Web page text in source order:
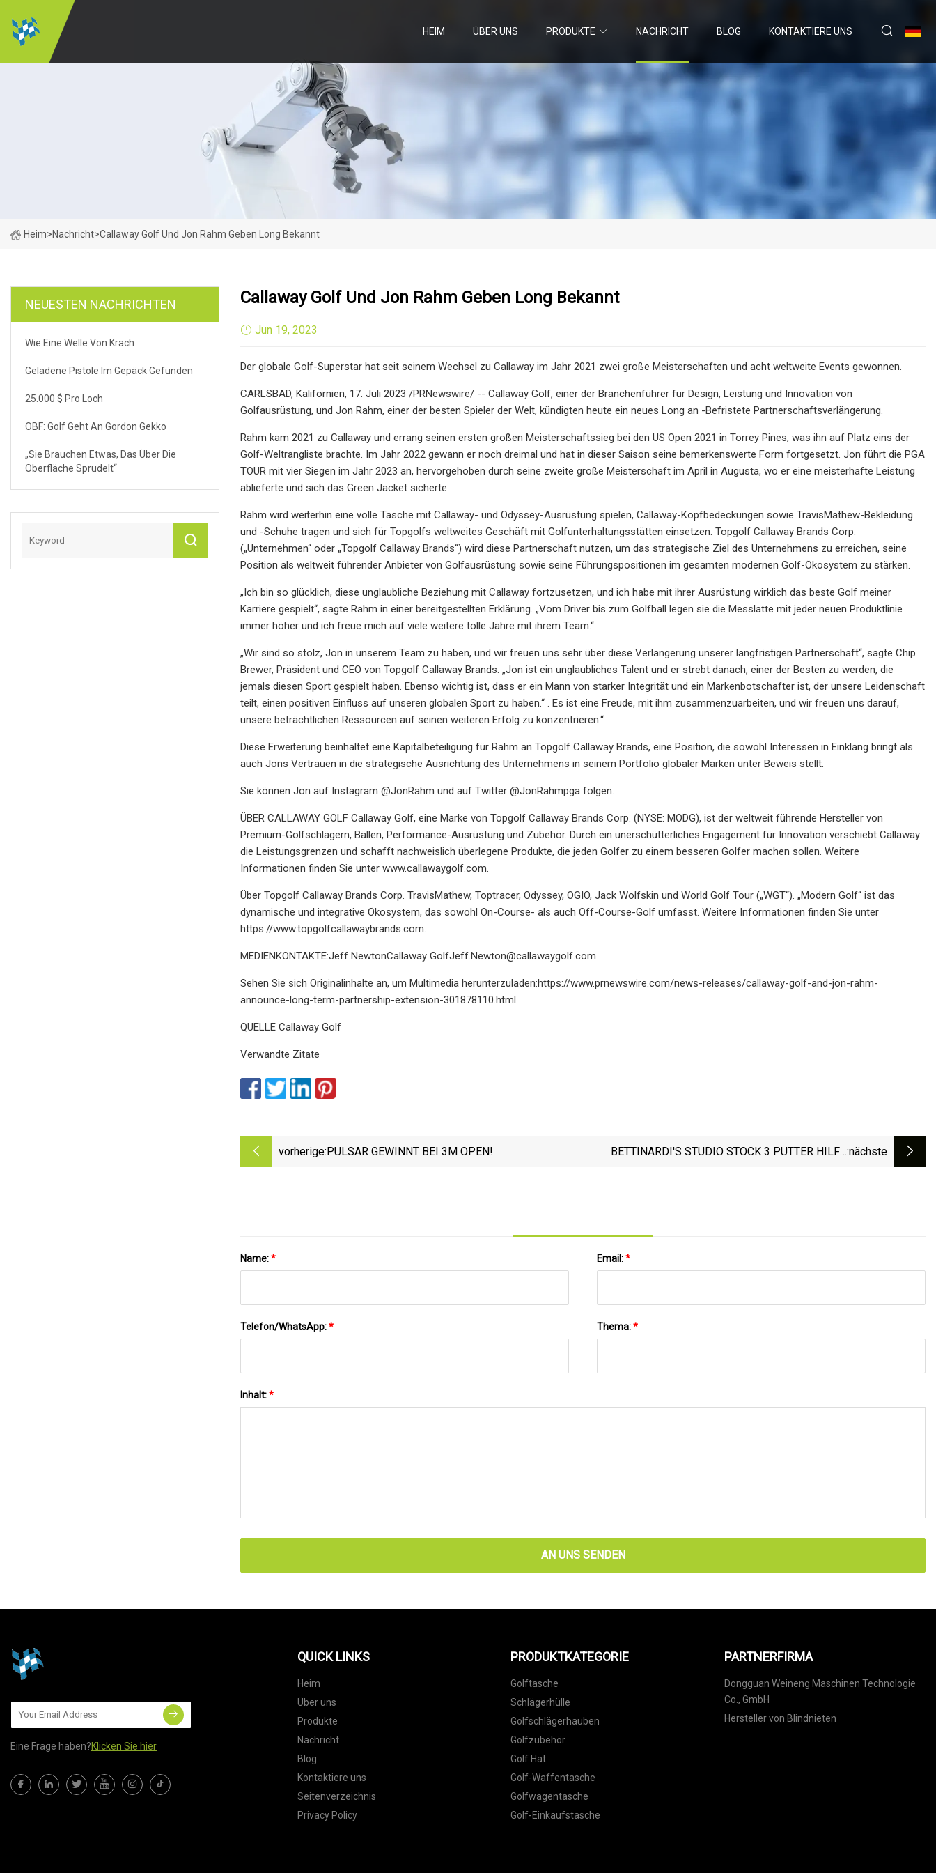
HEIM ÜBER UNS PRODUKTE NACHRICHT BLOG KONTAKTIERE UNS
Heim>Nachricht>Callaway Golf Und Jon Rahm Geben Long Bekannt
NEUESTEN NACHRICHTEN
Wie Eine Welle Von Krach
Geladene Pistole Im Gepäck Gefunden
25.000 $ Pro Loch
OBF: Golf Geht An Gordon Gekko
„Sie Brauchen Etwas, Das Über Die
Oberfläche Sprudelt“
Callaway Golf Und Jon Rahm Geben Long Bekannt
Jun 19, 2023
Der globale Golf-Superstar hat seit seinem Wechsel zu Callaway im Jahr 2021 zwei große Meisterschaften und acht weltweite Events gewonnen.
CARLSBAD, Kalifornien, 17. Juli 2023 /PRNewswire/ -- Callaway Golf, einer der Branchenführer für Design, Leistung und Innovation von
Golfausrüstung, und Jon Rahm, einer der besten Spieler der Welt, kündigten heute ein neues Long an -Befristete Partnerschaftsverlängerung.
Rahm kam 2021 zu Callaway und errang seinen ersten großen Meisterschaftssieg bei den US Open 2021 in Torrey Pines, was ihn auf Platz eins der
Golf-Weltrangliste brachte. Im Jahr 2022 gewann er noch dreimal und hat in dieser Saison seine bemerkenswerte Form fortgesetzt. Jon führt die PGA
TOUR mit vier Siegen im Jahr 2023 an, hervorgehoben durch seine zweite große Meisterschaft im April in Augusta, wo er eine meisterhafte Leistung
ablieferte und sich das Green Jacket sicherte.
Rahm wird weiterhin eine volle Tasche mit Callaway- und Odyssey-Ausrüstung spielen, Callaway-Kopfbedeckungen sowie TravisMathew-Bekleidung
und -Schuhe tragen und sich für Topgolfs weltweites Geschäft mit Golfunterhaltungsstätten einsetzen. Topgolf Callaway Brands Corp.
(„Unternehmen“ oder „Topgolf Callaway Brands“) wird diese Partnerschaft nutzen, um das strategische Ziel des Unternehmens zu erreichen, seine
Position als weltweit führender Anbieter von Golfausrüstung sowie seine Führungspositionen im gesamten modernen Golf-Ökosystem zu stärken.
„Ich bin so glücklich, diese unglaubliche Beziehung mit Callaway fortzusetzen, und ich habe mit ihrer Ausrüstung wirklich das beste Golf meiner
Karriere gespielt“, sagte Rahm in einer bereitgestellten Erklärung. „Vom Driver bis zum Golfball legen sie die Messlatte mit jeder neuen Produktlinie
immer höher und ich freue mich auf viele weitere tolle Jahre mit ihrem Team.“
„Wir sind so stolz, Jon in unserem Team zu haben, und wir freuen uns sehr über diese Verlängerung unserer langfristigen Partnerschaft“, sagte Chip
Brewer, Präsident und CEO von Topgolf Callaway Brands. „Jon ist ein unglaubliches Talent und er strebt danach, einer der Besten zu werden, die
jemals diesen Sport gespielt haben. Ebenso wichtig ist, dass er ein Mann von starker Integrität und ein Markenbotschafter ist, der unsere Leidenschaft
teilt, einen positiven Einfluss auf unseren globalen Sport zu haben.“ . Es ist eine Freude, mit ihm zusammenzuarbeiten, und wir freuen uns darauf,
unsere beträchtlichen Ressourcen auf seinen weiteren Erfolg zu konzentrieren.“
Diese Erweiterung beinhaltet eine Kapitalbeteiligung für Rahm an Topgolf Callaway Brands, eine Position, die sowohl Interessen in Einklang bringt als
auch Jons Vertrauen in die strategische Ausrichtung des Unternehmens in seinem Portfolio globaler Marken unter Beweis stellt.
Sie können Jon auf Instagram @JonRahm und auf Twitter @JonRahmpga folgen.
ÜBER CALLAWAY GOLF Callaway Golf, eine Marke von Topgolf Callaway Brands Corp. (NYSE: MODG), ist der weltweit führende Hersteller von
Premium-Golfschlägern, Bällen, Performance-Ausrüstung und Zubehör. Durch ein unerschütterliches Engagement für Innovation verschiebt Callaway
die Leistungsgrenzen und schafft nachweislich überlegene Produkte, die jeden Golfer zu einem besseren Golfer machen sollen. Weitere
Informationen finden Sie unter www.callawaygolf.com.
Über Topgolf Callaway Brands Corp. TravisMathew, Toptracer, Odyssey, OGIO, Jack Wolfskin und World Golf Tour („WGT“). „Modern Golf“ ist das
dynamische und integrative Ökosystem, das sowohl On-Course- als auch Off-Course-Golf umfasst. Weitere Informationen finden Sie unter
https://www.topgolfcallawaybrands.com.
MEDIENKONTAKTE:Jeff NewtonCallaway GolfJeff.Newton@callawaygolf.com
Sehen Sie sich Originalinhalte an, um Multimedia herunterzuladen:https://www.prnewswire.com/news-releases/callaway-golf-and-jon-rahm-
announce-long-term-partnership-extension-301878110.html
QUELLE Callaway Golf
Verwandte Zitate
vorherige:PULSAR GEWINNT BEI 3M OPEN!
BETTINARDI'S STUDIO STOCK 3 PUTTER HILFT,:nächste
Name:* Email:*
Telefon/WhatsApp:* Thema:*
Inhalt:*
AN UNS SENDEN
Eine Frage haben?Klicken Sie hier
QUICK LINKS
Heim
Über uns
Produkte
Nachricht
Blog
Kontaktiere uns
Seitenverzeichnis
Privacy Policy
PRODUKTKATEGORIE
Golftasche
Schlägerhülle
Golfschlägerhauben
Golfzubehör
Golf Hat
Golf-Waffentasche
Golfwagentasche
Golf-Einkaufstasche
PARTNERFIRMA
Dongguan Weineng Maschinen Technologie
Co., GmbH
Hersteller von Blindnieten